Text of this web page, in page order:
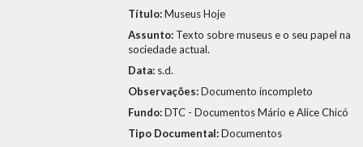
Título:Museus Hoje
Assunto: Texto sobre museus e o seu papel na
sociedade actual.
Data: s.d.
Observações:Documento incompleto
Fundo:DTC - Documentos Mário e Alice Chicó
Tipo Documental:Documentos